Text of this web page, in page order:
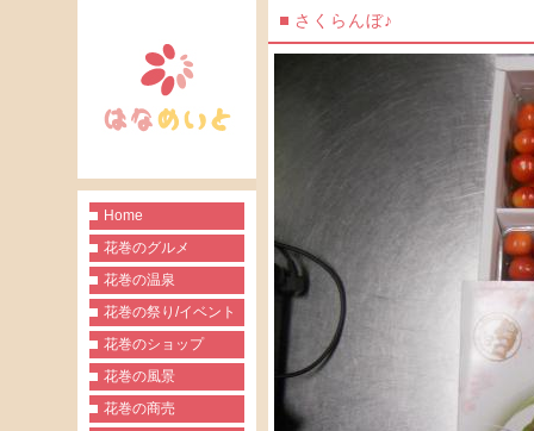
Home
花巻のグルメ
花巻の温泉
花巻の祭り/イベント
花巻のショップ
花巻の風景
花巻の商売
さくらんぼ♪